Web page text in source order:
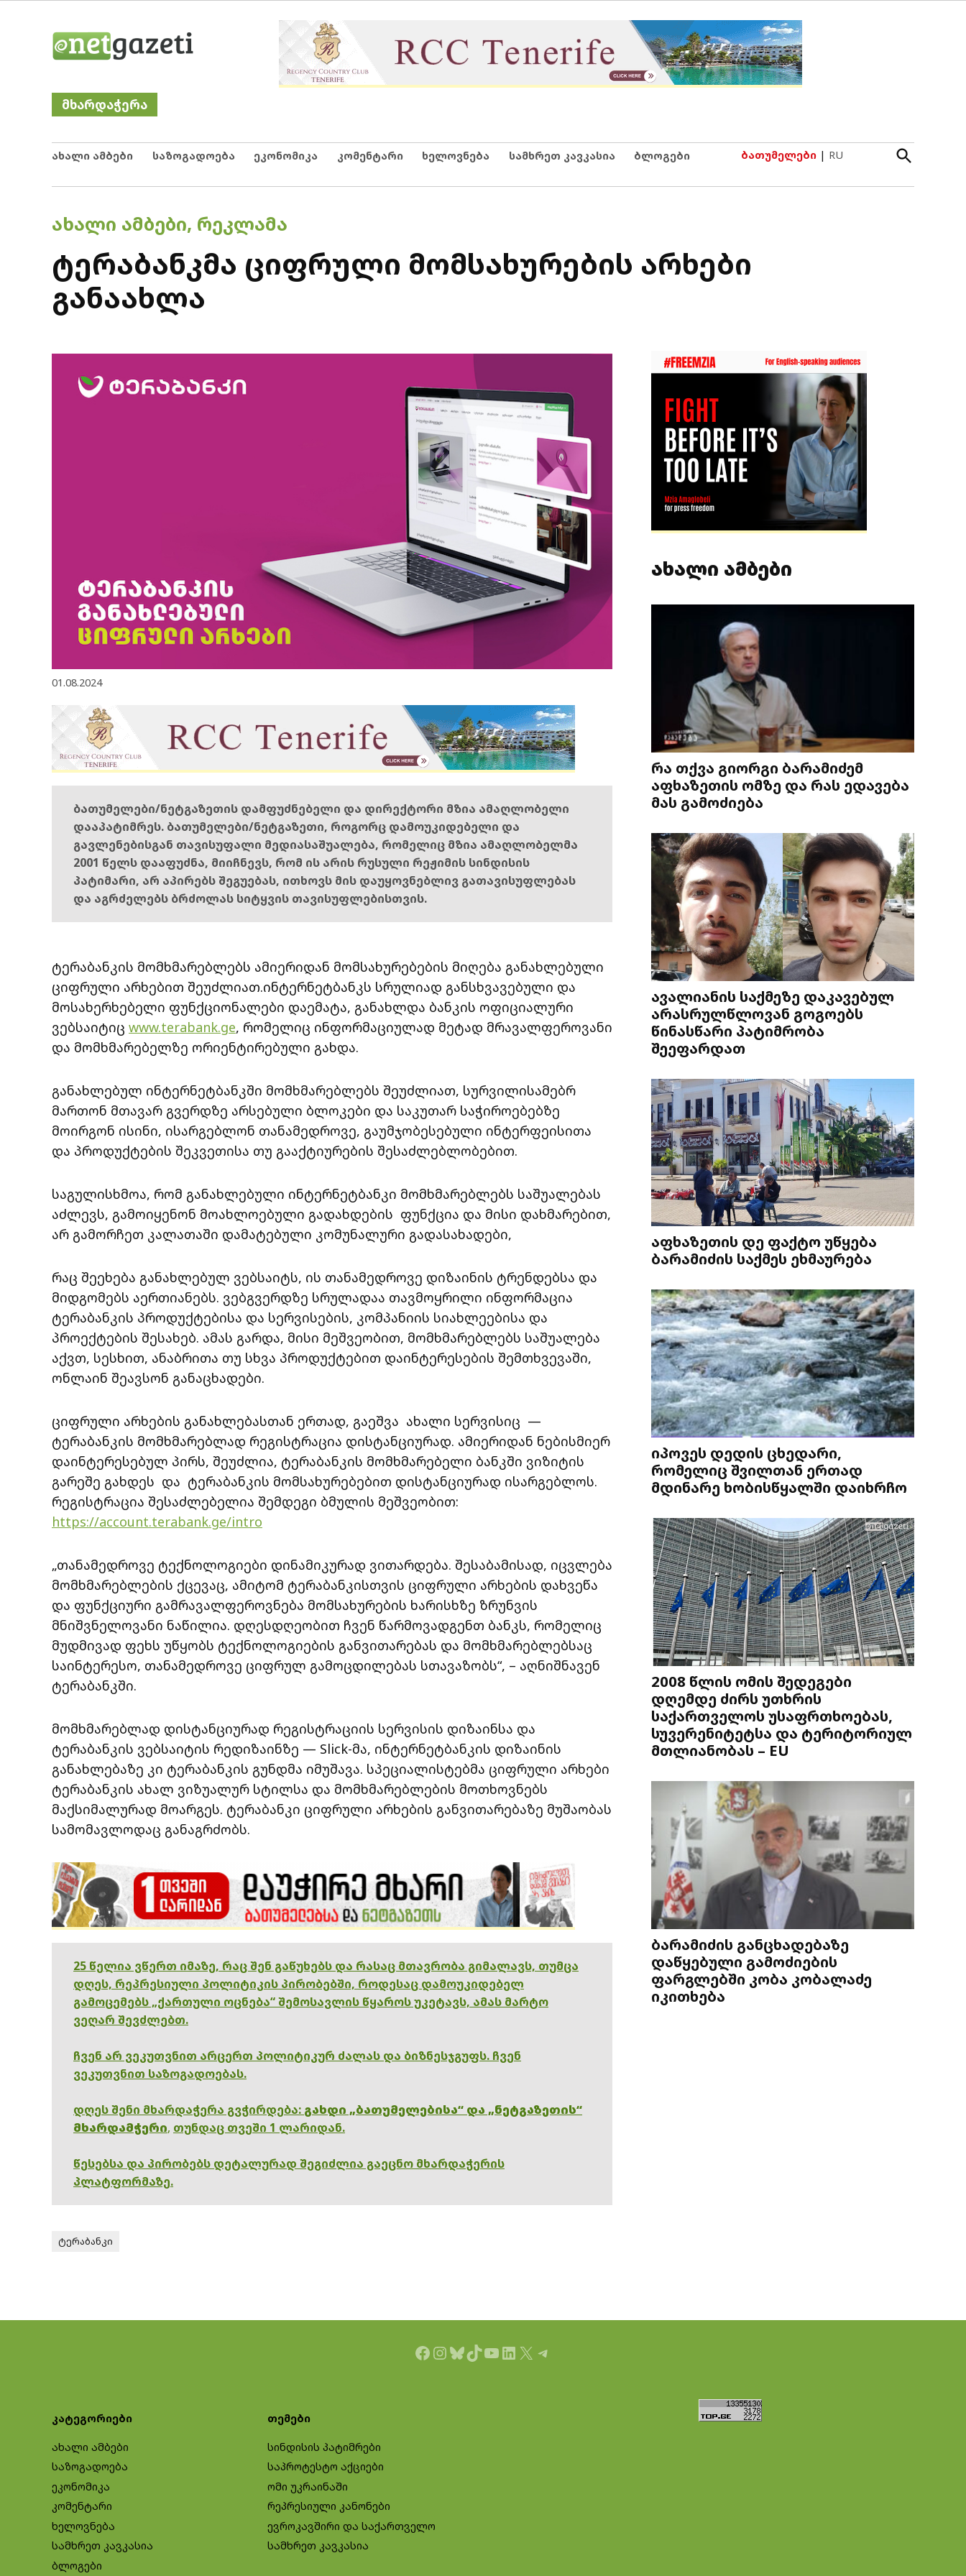
Netgazeti
მხარდაჭერა
ახალი ამბები საზოგადოება ეკონომიკა კომენტარი ხელოვნება სამხრეთ კავკასია ბლოგები ბათუმელები | RU
Open
Search
POSTED
ᲐᲮᲐᲚᲘ ᲐᲛᲑᲔᲑᲘ, ᲠᲔᲙᲚᲐᲛᲐ
ტერაბანკმა ციფრული მომსახურების არხები
განაახლა
01.08.2024
ბათუმელები/ნეტგაზეთის დამფუძნებელი და დირექტორი მზია ამაღლობელი
დააპატიმრეს. ბათუმელები/ნეტგაზეთი, როგორც დამოუკიდებელი და
გავლენებისგან თავისუფალი მედიასაშუალება, რომელიც მზია ამაღლობელმა
2001 წელს დააფუძნა, მიიჩნევს, რომ ის არის რუსული რეჟიმის სინდისის
პატიმარი, არ აპირებს შეგუებას, ითხოვს მის დაუყოვნებლივ გათავისუფლებას
და აგრძელებს ბრძოლას სიტყვის თავისუფლებისთვის.
ტერაბანკის მომხმარებლებს ამიერიდან მომსახურებების მიღება განახლებული
ციფრული არხებით შეუძლიათ.ინტერნეტბანკს სრულიად განსხვავებული და
მოსახერხებელი ფუნქციონალები დაემატა, განახლდა ბანკის ოფიციალური
ვებსაიტიც www.terabank.ge, რომელიც ინფორმაციულად მეტად მრავალფეროვანი
და მომხმარებელზე ორიენტირებული გახდა.
განახლებულ ინტერნეტბანკში მომხმარებლებს შეუძლიათ, სურვილისამებრ
მართონ მთავარ გვერდზე არსებული ბლოკები და საკუთარ საჭიროებებზე
მოირგონ ისინი, ისარგებლონ თანამედროვე, გაუმჯობესებული ინტერფეისითა
და პროდუქტების შეკვეთისა თუ გააქტიურების შესაძლებლობებით.
საგულისხმოა, რომ განახლებული ინტერნეტბანკი მომხმარებლებს საშუალებას
აძლევს, გამოიყენონ მოახლოებული გადახდების ფუნქცია და მისი დახმარებით,
არ გამორჩეთ კალათაში დამატებული კომუნალური გადასახადები,
რაც შეეხება განახლებულ ვებსაიტს, ის თანამედროვე დიზაინის ტრენდებსა და
მიდგომებს აერთიანებს. ვებგვერდზე სრულადაა თავმოყრილი ინფორმაცია
ტერაბანკის პროდუქტებისა და სერვისების, კომპანიის სიახლეებისა და
პროექტების შესახებ. ამას გარდა, მისი მეშვეობით, მომხმარებლებს საშუალება
აქვთ, სესხით, ანაბრითა თუ სხვა პროდუქტებით დაინტერესების შემთხვევაში,
ონლაინ შეავსონ განაცხადები.
ციფრული არხების განახლებასთან ერთად, გაეშვა ახალი სერვისიც —
ტერაბანკის მომხმარებლად რეგისტრაცია დისტანციურად. ამიერიდან ნებისმიერ
დაინტერესებულ პირს, შეუძლია, ტერაბანკის მომხმარებელი ბანკში ვიზიტის
გარეშე გახდეს და ტერაბანკის მომსახურებებით დისტანციურად ისარგებლოს.
რეგისტრაცია შესაძლებელია შემდეგი ბმულის მეშვეობით:
https://account.terabank.ge/intro
„თანამედროვე ტექნოლოგიები დინამიკურად ვითარდება. შესაბამისად, იცვლება
მომხმარებლების ქცევაც, ამიტომ ტერაბანკისთვის ციფრული არხების დახვეწა
და ფუნქციური გამრავალფეროვნება მომსახურების ხარისხზე ზრუნვის
მნიშვნელოვანი ნაწილია. დღესდღეობით ჩვენ წარმოვადგენთ ბანკს, რომელიც
მუდმივად ფეხს უწყობს ტექნოლოგიების განვითარებას და მომხმარებლებსაც
საინტერესო, თანამედროვე ციფრულ გამოცდილებას სთავაზობს“, – აღნიშნავენ
ტერაბანკში.
მომხმარებლად დისტანციურად რეგისტრაციის სერვისის დიზაინსა და
ტერაბანკის ვებსაიტის რედიზაინზე — Slick-მა, ინტერნეტბანკის დიზაინის
განახლებაზე კი ტერაბანკის გუნდმა იმუშავა. სპეციალისტებმა ციფრული არხები
ტერაბანკის ახალ ვიზუალურ სტილსა და მომხმარებლების მოთხოვნებს
მაქსიმალურად მოარგეს. ტერაბანკი ციფრული არხების განვითარებაზე მუშაობას
სამომავლოდაც განაგრძობს.
25 წელია ვწერთ იმაზე, რაც შენ გაწუხებს და რასაც მთავრობა გიმალავს, თუმცა
დღეს, რეპრესიული პოლიტიკის პირობებში, როდესაც დამოუკიდებელ
გამოცემებს „ქართული ოცნება“ შემოსავლის წყაროს უკეტავს, ამას მარტო
ვეღარ შევძლებთ.
ჩვენ არ ვეკუთვნით არცერთ პოლიტიკურ ძალას და ბიზნესჯგუფს. ჩვენ
ვეკუთვნით საზოგადოებას.
დღეს შენი მხარდაჭერა გვჭირდება: გახდი „ბათუმელებისა“ და „ნეტგაზეთის“
მხარდამჭერი, თუნდაც თვეში 1 ლარიდან.
წესებსა და პირობებს დეტალურად შეგიძლია გაეცნო მხარდაჭერის
პლატფორმაზე.
ტერაბანკი
ახალი ამბები
რა თქვა გიორგი ბარამიძემ
აფხაზეთის ომზე და რას ედავება
მას გამოძიება
ავალიანის საქმეზე დაკავებულ
არასრულწლოვან გოგოებს
წინასწარი პატიმრობა
შეეფარდათ
აფხაზეთის დე ფაქტო უწყება
ბარამიძის საქმეს ეხმაურება
იპოვეს დედის ცხედარი,
რომელიც შვილთან ერთად
მდინარე ხობისწყალში დაიხრჩო
2008 წლის ომის შედეგები
დღემდე ძირს უთხრის
საქართველოს უსაფრთხოებას,
სუვერენიტეტსა და ტერიტორიულ
მთლიანობას – EU
ბარამიძის განცხადებაზე
დაწყებული გამოძიების
ფარგლებში კობა კობალაძე
იკითხება
Facebook
Instagram
Bluesky
TikTok
YouTube
LinkedIn
X Telegram
კატეგორიები
ახალი ამბები
საზოგადოება
ეკონომიკა
კომენტარი
ხელოვნება
სამხრეთ კავკასია
ბლოგები
თემები
სინდისის პატიმრები
საპროტესტო აქციები
ომი უკრაინაში
რეპრესიული კანონები
ევროკავშირი და საქართველო
სამხრეთ კავკასია